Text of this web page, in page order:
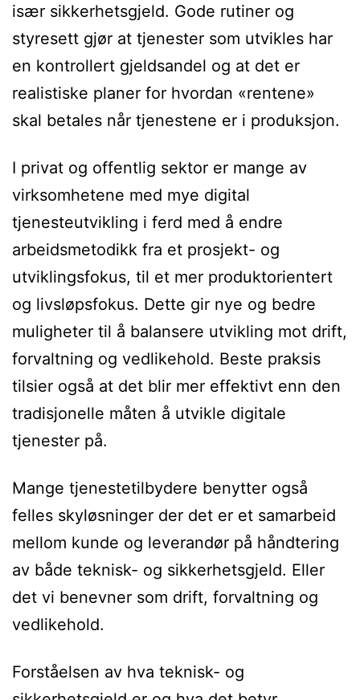
især sikkerhetsgjeld. Gode rutiner og
styresett gjør at tjenester som utvikles har
en kontrollert gjeldsandel og at det er
realistiske planer for hvordan «rentene»
skal betales når tjenestene er i produksjon.
I privat og offentlig sektor er mange av
virksomhetene med mye digital
tjenesteutvikling i ferd med å endre
arbeidsmetodikk fra et prosjekt- og
utviklingsfokus, til et mer produktorientert
og livsløpsfokus. Dette gir nye og bedre
muligheter til å balansere utvikling mot drift,
forvaltning og vedlikehold. Beste praksis
tilsier også at det blir mer effektivt enn den
tradisjonelle måten å utvikle digitale
tjenester på.
Mange tjenestetilbydere benytter også
felles skyløsninger der det er et samarbeid
mellom kunde og leverandør på håndtering
av både teknisk- og sikkerhetsgjeld. Eller
det vi benevner som drift, forvaltning og
vedlikehold.
Forståelsen av hva teknisk- og